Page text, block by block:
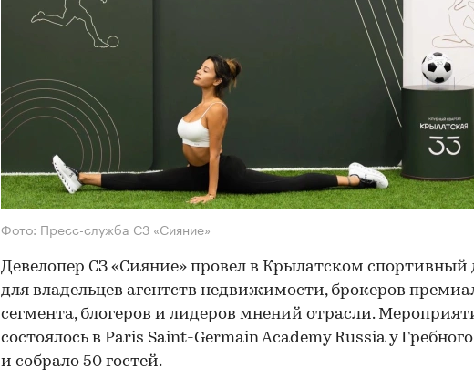
Фото: Пресс-служба СЗ «Сияние»
Девелопер СЗ «Сияние» провел в Крылатском спортивный
для владельцев агентств недвижимости, брокеров
сегмента, блогеров и лидеров мнений отрасли.
состоялось в Paris Saint-Germain Academy Russia у
и собрало 50 гостей.